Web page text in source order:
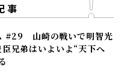
雨とペット〜
#災害からペットを守る
太賀――慶(吉岡里帆)､半兵